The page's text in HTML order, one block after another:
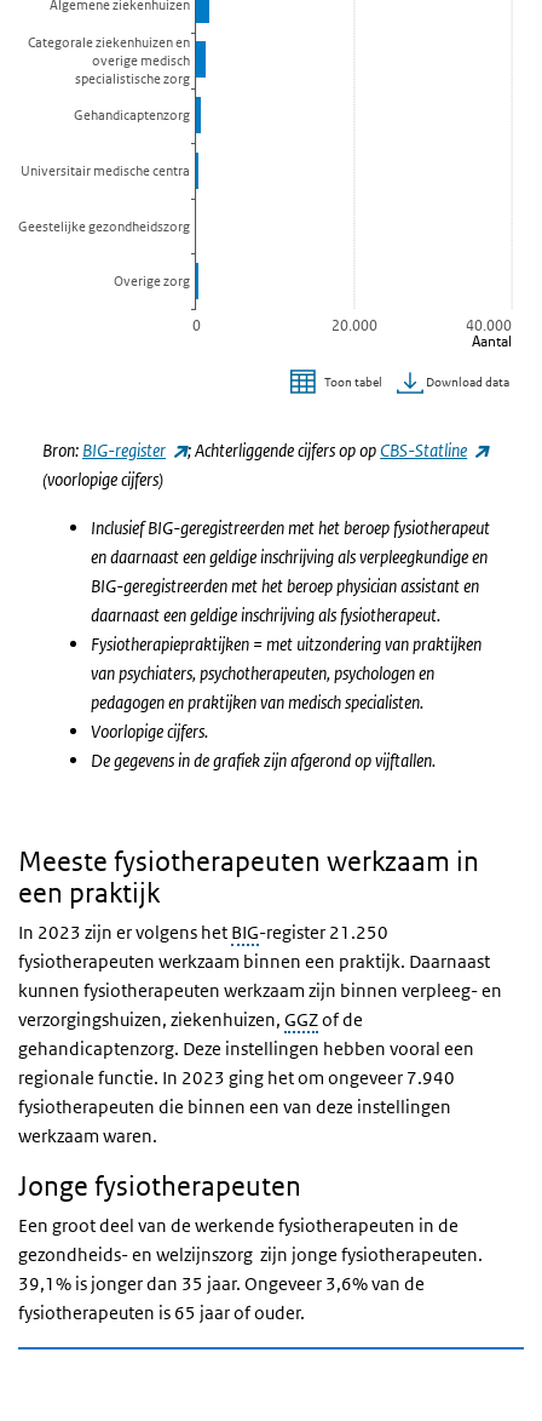
Aantal
0 20.000 40.000
Algemene ziekenhuizen
Categorale ziekenhuizen en
overige medisch
specialistische zorg
Gehandicaptenzorg
Universitair medische centra
Geestelijke gezondheidszorg
Overige zorg
Toon tabel Download data
Bron: BIG-register (externe link)
; Achterliggende cijfers op op CBS-Statline
(voorlopige cijfers)
Inclusief BIG-geregistreerden met het beroep fysiotherapeut
en daarnaast een geldige inschrijving als verpleegkundige en
BIG-geregistreerden met het beroep physician assistant en
daarnaast een geldige inschrijving als fysiotherapeut.
Fysiotherapiepraktijken = met uitzondering van praktijken
van psychiaters, psychotherapeuten, psychologen en
pedagogen en praktijken van medisch specialisten.
Voorlopige cijfers.
De gegevens in de grafiek zijn afgerond op vijftallen.
Meeste fysiotherapeuten werkzaam in
een praktijk
In 2023 zijn er volgens het BIG-register 21.250
fysiotherapeuten werkzaam binnen een praktijk. Daarnaast
kunnen fysiotherapeuten werkzaam zijn binnen verpleeg- en
verzorgingshuizen, ziekenhuizen, GGZof de
gehandicaptenzorg. Deze instellingen hebben vooral een
regionale functie. In 2023 ging het om ongeveer 7.940
fysiotherapeuten die binnen een van deze instellingen
werkzaam waren.
Jonge fysiotherapeuten
Een groot deel van de werkende fysiotherapeuten in de
gezondheids- en welzijnszorg zijn jonge fysiotherapeuten.
39,1% is jonger dan 35 jaar. Ongeveer 3,6% van de
fysiotherapeuten is 65 jaar of ouder.